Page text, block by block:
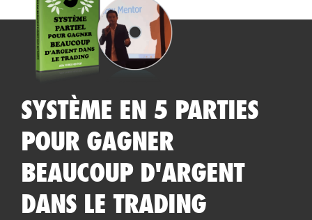
SYSTÈME EN 5 PARTIES
POUR GAGNER
BEAUCOUP D'ARGENT
DANS LE TRADING